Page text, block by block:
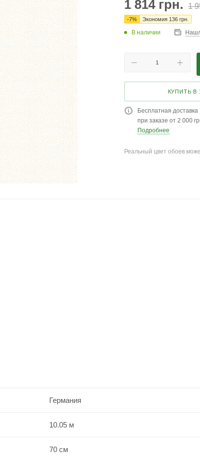
1 814грн. 1
-7% Экономия 136 грн.
В наличии
КУПИТЬ В
Бесплатная доставка
при заказе от 2 000
Подробнее
Реальный цвет обоев
Германия
10.05 м
70 см